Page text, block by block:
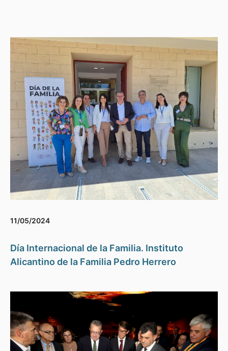
11/05/2024
Día Internacional de la Familia. Instituto
Alicantino de la Familia Pedro Herrero